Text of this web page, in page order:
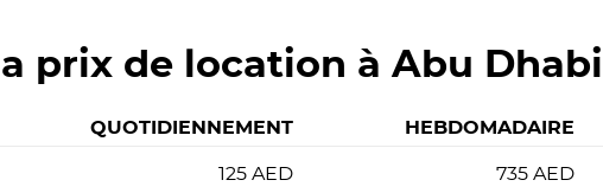
prix de location à Abu Dhabi
QUOTIDIENNEMENT HEBDOMADAIRE
125 AED 735 AED